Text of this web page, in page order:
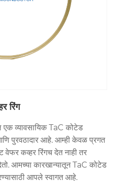
रिंग
व्यावसायिक TaC कोटेड
पुरवठादार आहे. आम्ही केवळ प्रगत
कव्हर रिंगच देत नाही तर
आमच्या कारखान्यातून TaC कोटेड
आपले स्वागत आहे.